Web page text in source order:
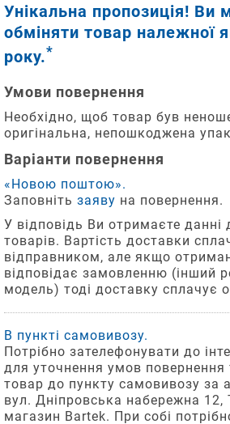
Поради
для
підбору
взуття
Як
часто
вимірювати
довжину
стопи
вашої
дитини?
Якщо
дитина
буде
носити
взуття
малого
розміру,
у
неї
деформується
Три
простих
кроки
замовлення
1
Додайте
товари
до
кошика.
2
Вкажіть
контактні
дані.
3
Оберіть
спосіб
доставки
та
Замовлення
відправляються
з
по
п'ятницю
включно,
якщо
замовлення
підтверджено
після
13
години,
відправлення
на
наступний
робочий
день.
Варіанти
оплати
За
реквізитами
Після
обробки
замовлення
Ви
отримаєте
смс
повідомлення
з
даними
для
оплати.
сайті
Після
натискання
кнопки
«Оформити»
Найчесніша
гарантія
Відповідає
вимогам
26165:
2009
"Взуття
дитяче"
Згідно
п.
2
ст.7
Закону
України
захист
прав
споживачів».
Гарантійний
термін
експлуатації
дитячого
Унікальна пропозиція! Ви
обміняти товар належної
року.*
Умови повернення
Необхідно, щоб товар був
оригінальна, непошкоджена
Варіанти повернення
«Новою поштою».
Заповніть заяву на повернення.
У відповідь Ви отримаєте данні
товарів. Вартість доставки
відправником, але якщо
відповідає замовленню (інший
модель) тоді доставку сплачує
В пункті самовивозу.
Потрібно зателефонувати до
для уточнення умов повернення
товар до пункту самовивозу за
вул. Дніпровська набережна
магазин Bartek. При собі